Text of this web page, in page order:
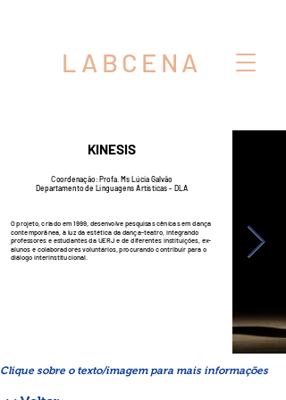
LABCENA
KINESIS
Coordenação: Profa. Ms Lúcia Galvão
Departamento de Linguagens Artísticas - DLA
O projeto, criado em 1999, desenvolve pesquisas cênicas em dança
contemporânea, à luz da estética da dança-teatro, integrando
professores e estudantes da UERJ e de diferentes instituições, ex-
alunos e colaboradores voluntários, procurando contribuir para o
diálogo interinstitucional.
Clique sobre o texto/imagem para mais informações